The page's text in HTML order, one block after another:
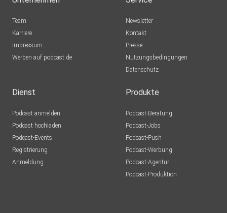
Team
Karriere
Impressum
Werben auf podcast.de
Newsletter
Kontakt
Presse
Nutzungsbedingungen
Datenschutz
Dienst
Podcast anmelden
Podcast hochladen
Podcast-Events
Registrierung
Anmeldung
Produkte
Podcast-Beratung
Podcast-Jobs
Podcast-Push
Podcast-Werbung
Podcast-Agentur
Podcast-Produktion